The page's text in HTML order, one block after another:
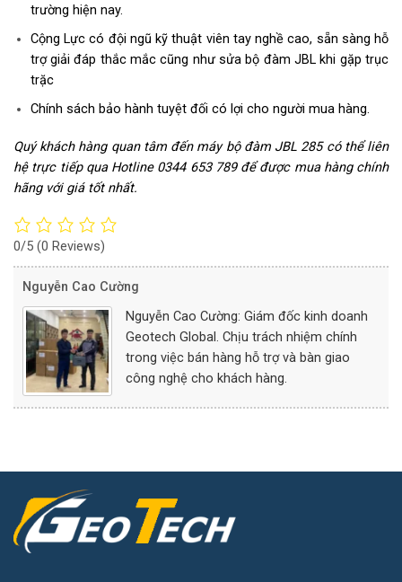
trường hiện nay.
Cộng Lực có đội ngũ kỹ thuật viên tay nghề cao, sẵn sàng hỗ
trợ giải đáp thắc mắc cũng như sửa bộ đàm JBL khi gặp trục
trặc
Chính sách bảo hành tuyệt đối có lợi cho người mua hàng.
Quý khách hàng quan tâm đến máy bộ đàm JBL 285 có thể liên
hệ trực tiếp qua Hotline 0344 653 789 để được mua hàng chính
hãng với giá tốt nhất.
0/5 (0 Reviews)
Nguyễn Cao Cường
Nguyễn Cao Cường: Giám đốc kinh doanh
Geotech Global. Chịu trách nhiệm chính
trong việc bán hàng hỗ trợ và bàn giao
công nghệ cho khách hàng.